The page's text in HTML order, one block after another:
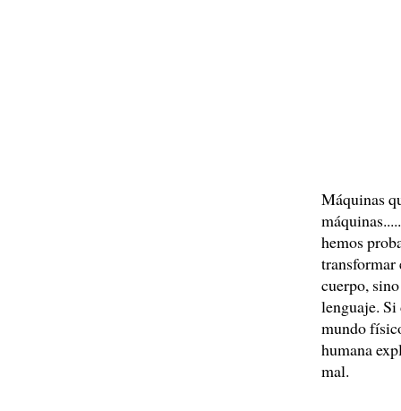
Máquinas
hemos
transformar
cuerpo,
lenguaje.
mundo
humana
mal.